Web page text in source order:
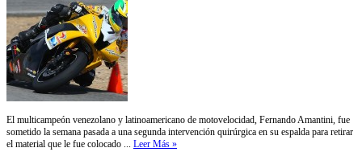
El multicampeón venezolano y latinoamericano de motovelocidad, Fernando Amantini, fue
sometido la semana pasada a una segunda intervención quirúrgica en su espalda para retirar
el material que le fue colocado ... Leer Más »